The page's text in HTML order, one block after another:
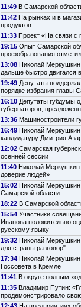
11:49 В Самарской
11:42 На рынках и в
продуктов
11:33 Проект «На связи с
19:15 Опыт Самарской
профобразования
13:08 Николай
дальше быстро двигался
19:49 Депутаты
порядке избрания главы
16:10 Депутаты губдумы
губернаторов,
13:36 Машиностроители
16:49 Николай
кандидатуру Дмитрия
12:02 Самарская
осенней сессии
11:40 Николай
доверие людей»
15:02 Николай Меркушкин
Самарской области
18:22 В Самарской
15:54 Участники
Иванова положительно
русскому языку
19:32 Николай
для страны разговор"
17:34 Николай Меркушкин
Госсовета в Кремле
11:41 В округе полным
11:35 Владимир Путин:
продемонстрировало